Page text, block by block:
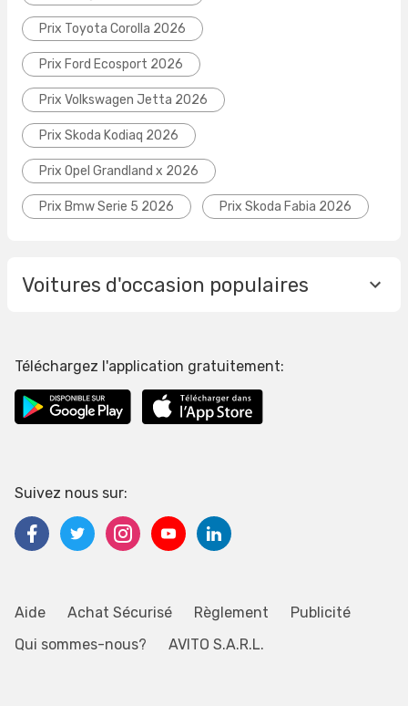
Prix Toyota Corolla 2026
Prix Ford Ecosport 2026
Prix Volkswagen Jetta 2026
Prix Skoda Kodiaq 2026
Prix Opel Grandland x 2026
Prix Bmw Serie 5 2026 Prix Skoda Fabia 2026
Voitures d'occasion populaires
Aide Achat Sécurisé Règlement
Publicité
Qui sommes-nous?
AVITO S.A.R.L.
Téléchargez l'application gratuitement:
Suivez nous sur: